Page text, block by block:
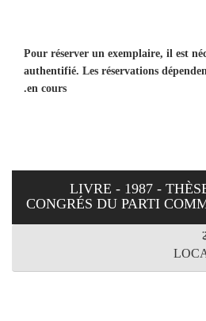
Pour réserver un exemplaire, il est
authentifié. Les réservations
en cours.
LIVRE - 1987 -
CONGRÉS DU PARTI